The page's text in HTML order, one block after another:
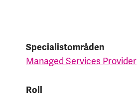
Specialistområden
Managed Services Provider
Roll